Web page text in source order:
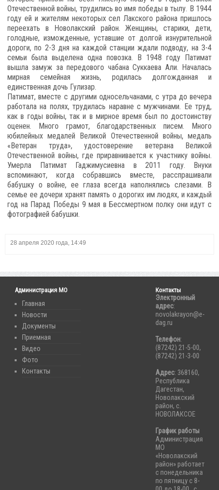
Отечественной войны, трудились во имя победы в тылу. В 1944
году ей и жителям некоторых сел Лакского района пришлось
переехать в Новолакский район. Женщины, старики, дети,
голодные, изможденные, уставшие от долгой изнурительной
дороги, по 2-3 дня на каждой станции ждали подводу, на 3-4
семьи была выделена одна повозка. В 1948 году Патимат
вышла замуж за передового чабана Суккаева Али. Началась
мирная семейная жизнь, родилась долгожданная и
единственная дочь Гулизар.
Патимат, вместе с другими односельчанами, с утра до вечера
работала на полях, трудилась наравне с мужчинами. Ее труд,
как в годы войны, так и в мирное время был по достоинству
оценен. Много грамот, благодарственных писем. Много
юбилейных медалей Великой Отечественной войны, медаль
«Ветеран труда», удостоверение ветерана Великой
Отечественной войны, где приравнивается к участнику войны.
Умерла Патимат Гаджимусиевна в 2011 году. Внуки
вспоминают, когда собравшись вместе, расспрашивали
бабушку о войне, ее глаза всегда наполнялись слезами. В
семье ее дочери хранят память о дорогих им людях, и каждый
год на Парад Победы 9 мая в Бессмертном полку они идут с
фотографией бабушки.
28 апреля 2020 года, 14:49
Администрация МО
Главная
Новости
Документы
Приемная
Видео
Фото
Контакты
Контакты
Электронный
адрес:
novolakrayon@e-
dag.ru
Телефон:
(87242) 21-5-00,
(87242) 21-3-00
Адрес: 368160,
Республика
Дагестан,
Новолакский
район, с.
НОВОЛАКСОЕ
График работы
Администрация
МО
«Новолакский
район» работает
с понедельника
по пятницу с 8-